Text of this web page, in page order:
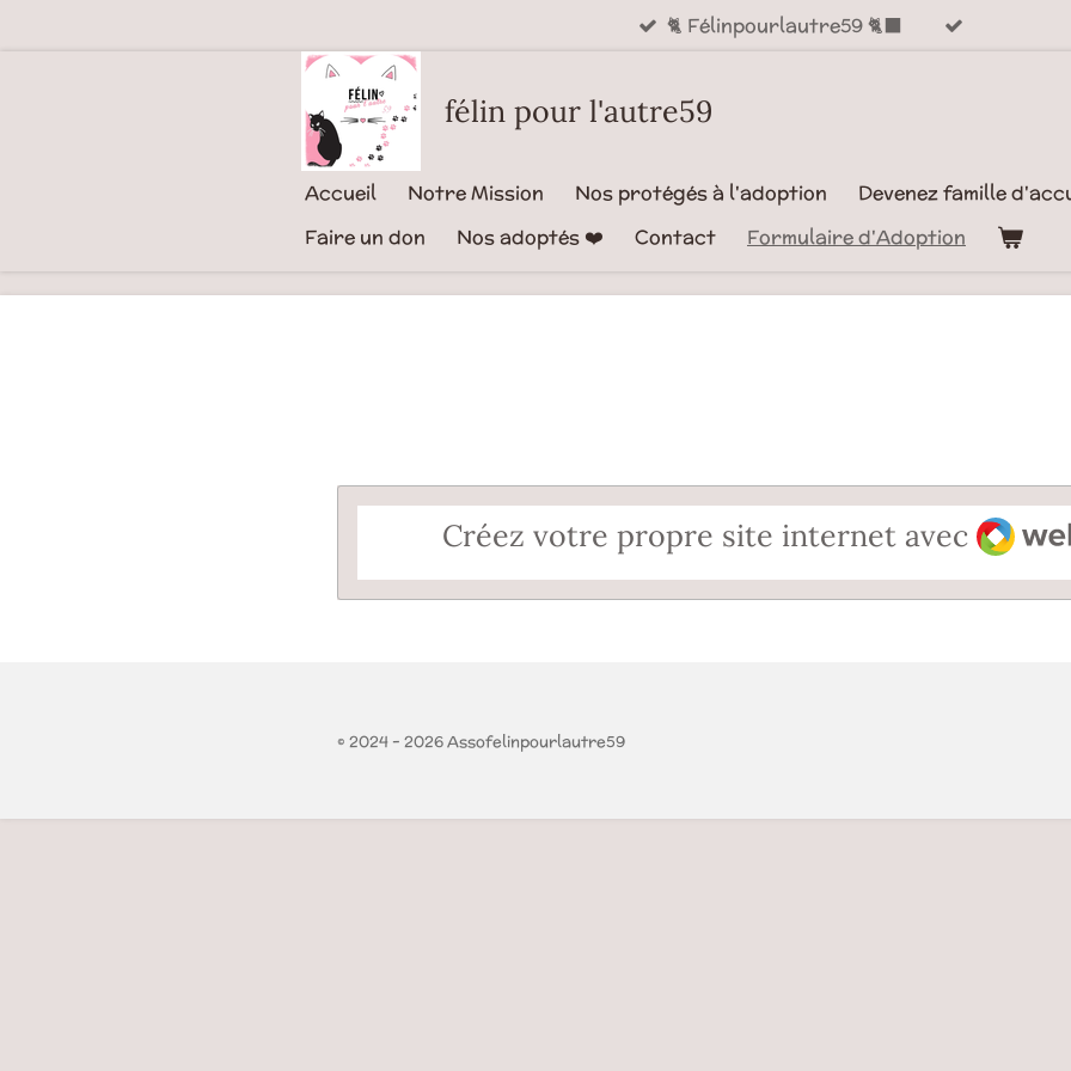
🐈 Félinpourlautre59 🐈‍⬛
félin pour l'autre59
Accueil Notre Mission Nos protégés à l'adoption Devenez famille
Faire un don
Nos adoptés ❤️ Contact Formulaire d'Adoption
Créez votre propre site internet avec
© 2024 - 2026 Assofelinpourlautre59